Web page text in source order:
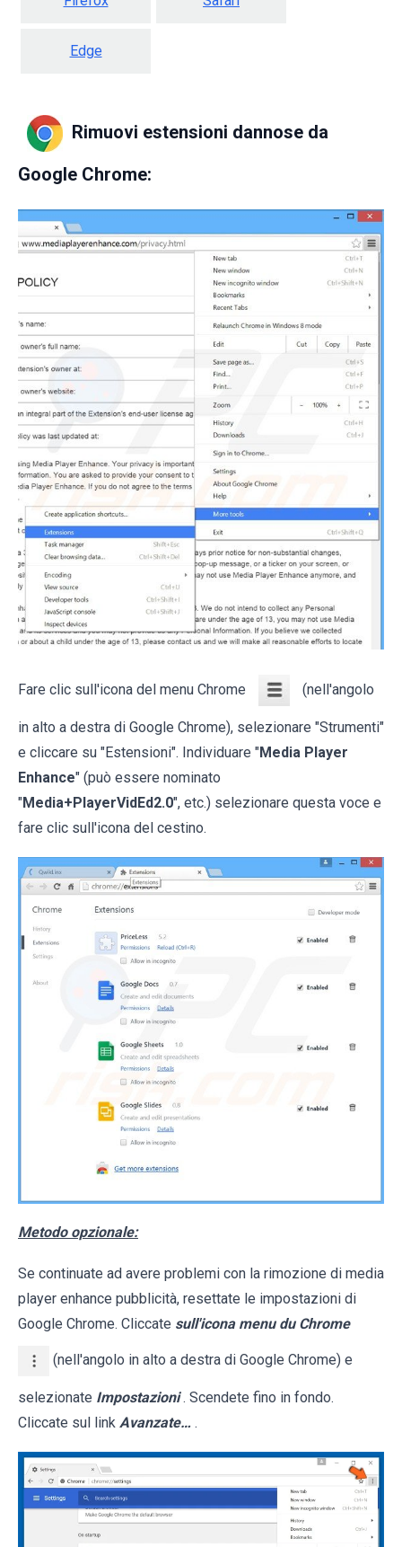
Edge
Rimuovi estensioni dannose da
Google Chrome:
Fare clic sull'icona del menu Chrome (nell'angolo
in alto a destra di Google Chrome), selezionare "Strumenti"
e cliccare su "Estensioni". Individuare "Media Player
Enhance" (può essere nominato
"Media+PlayerVidEd2.0", etc.) selezionare questa voce e
fare clic sull'icona del cestino.
Metodo opzionale:
Se continuate ad avere problemi con la rimozione di media
player enhance pubblicità, resettate le impostazioni di
Google Chrome. Cliccate sull'icona menu du Chrome
(nell'angolo in alto a destra di Google Chrome) e
selezionate Impostazioni . Scendete fino in fondo.
Cliccate sul link Avanzate… .